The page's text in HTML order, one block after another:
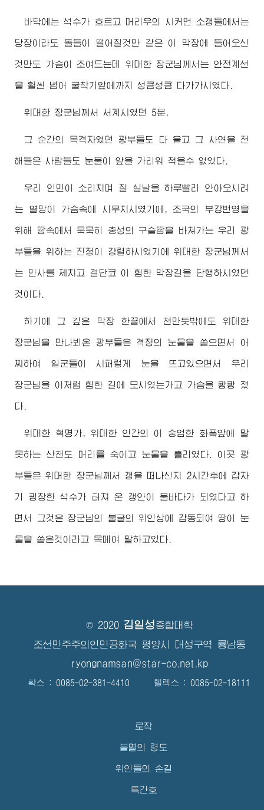
바닥에는 석수가 흐르고 머리우의 시커먼 소갱들에서는
당장이라도 돌들이 떨어질것만 같은 이 막장에 들어오신
것만도 가슴이 조여드는데 위대한 장군님께서는 안전계선
을 훨씬 넘어 굴착기앞에까지 성큼성큼 다가가시였다.
위대한 장군님께서 서계시였던 5분,
그 순간의 목격자였던 광부들도 다 울고 그 사연을 전
해들은 사람들도 눈물이 앞을 가리워 적을수 없었다.
우리 인민이 소리치며 잘 살날을 하루빨리 안아오시려
는 열망이 가슴속에 사무치시였기에, 조국의 부강번영을
위해 땅속에서 묵묵히 충성의 구슬땀을 바쳐가는 우리 광
부들을 위하는 진정이 강렬하시였기에위대한 장군님께서
는 만사를 제치고 결단코 이 험한 막장길을 단행하시였던
것이다.
하기에 그 깊은 막장 한끝에서 천만뜻밖에도 위대한
장군님 을 만나뵈온 광부들은 격정의 눈물을 쏟으면서 어
찌하여 일군들이 시퍼렇게 눈을 뜨고있으면서 우리
장군님 을 이처럼 험한 길에 모시였는가고 가슴을 쾅쾅 쳤
다.
위대한 혁명가, 위대한 인간의 이 숭엄한 화폭앞에 말
못하는 산천도 머리를 숙이고 눈물을 흘리였다. 이곳 광
부들은위대한 장군님께서 갱을 떠나신지 2시간후에 갑자
기 굉장한 석수가 터져 온 갱안이 물바다가 되였다고 하
면서 그것은장군님의 불굴의 위인상에 감동되여 땅이 눈
물을 쏟은것이라고 목메여 말하고있다.
© 2020 김일성종합대학
조선민주주의인민공화국 평양시 대성구역 룡남동
ryongnamsan@star-co.net.kp
확스 : 0085-02-381-4410 텔렉스 : 0085-02-18111
로작
불멸의 령도
위인들의 손길
특간호